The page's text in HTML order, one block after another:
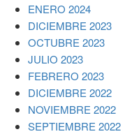
ENERO 2024
DICIEMBRE 2023
OCTUBRE 2023
JULIO 2023
FEBRERO 2023
DICIEMBRE 2022
NOVIEMBRE 2022
SEPTIEMBRE 2022